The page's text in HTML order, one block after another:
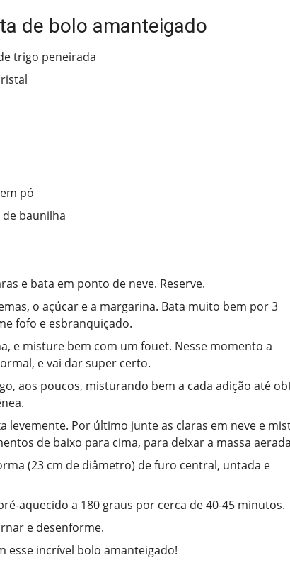
de bolo amanteigado
trigo peneirada
pó
de baunilha
e bata em ponto de neve. Reserve.
o açúcar e a margarina. Bata muito bem por 3
fofo e esbranquiçado.
e misture bem com um fouet. Nesse momento a
e vai dar super certo.
aos poucos, misturando bem a cada adição até
levemente. Por último junte as claras em neve e
de baixo para cima, para deixar a massa
(23 cm de diâmetro) de furo central, untada e
aquecido a 180 graus por cerca de 40-45 minutos.
e desenforme.
esse incrível bolo amanteigado!